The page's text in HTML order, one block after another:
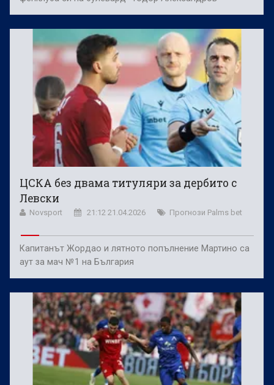
ЦСКА без двама титуляри за дербито с
Левски
Novsport 21:12 21.04.2026 Прогнози Palms bet
Капитанът Жордао и лятното попълнение Мартино са
аут за мач №1 на България